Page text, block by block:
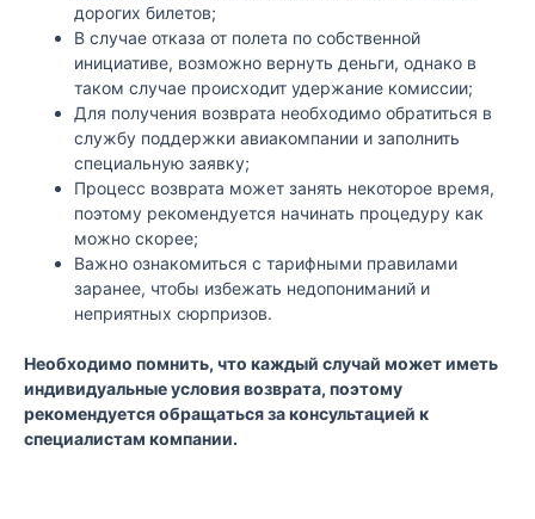
дорогих билетов;
В случае отказа от полета по собственной
инициативе, возможно вернуть деньги, однако в
таком случае происходит удержание комиссии;
Для получения возврата необходимо обратиться в
службу поддержки авиакомпании и заполнить
специальную заявку;
Процесс возврата может занять некоторое время,
поэтому рекомендуется начинать процедуру как
можно скорее;
Важно ознакомиться с тарифными правилами
заранее, чтобы избежать недопониманий и
неприятных сюрпризов.
Необходимо помнить, что каждый случай может иметь
индивидуальные условия возврата, поэтому
рекомендуется обращаться за консультацией к
специалистам компании.